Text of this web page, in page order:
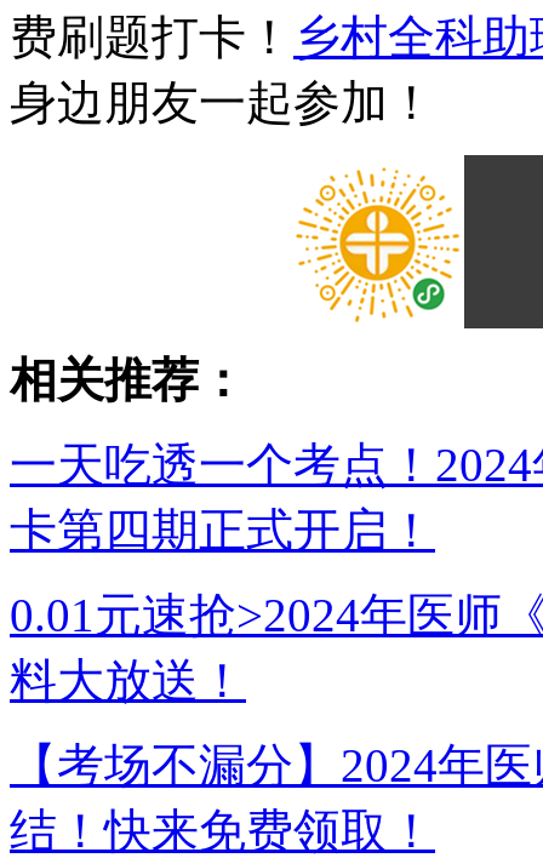
费刷题打卡！ 乡村全科
身边朋友一起参加！
相关推荐：
一天吃透一个考点！
卡第四期正式开启！
0.01元速抢>2024年医师
料大放送！
【考场不漏分】2024年
结！快来免费领取！